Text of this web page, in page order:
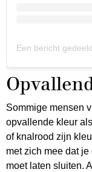
Sommige mensen
opvallende kleur
of knalrood zijn
met zich mee dat
moet laten sluiten.